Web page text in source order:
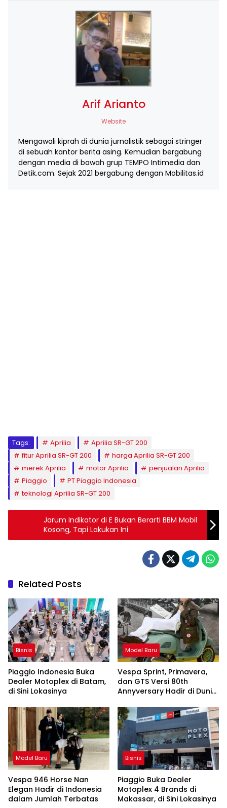
Arif Arianto
Website
Mengawali kiprah di dunia jurnalistik sebagai stringer
di sebuah kantor berita asing. Kemudian bergabung
dengan media di bawah grup TEMPO Intimedia dan
Detik.com. Sejak 2021 bergabung dengan Mobilitas.id
Tags: Aprilia
Aprilia SR-GT 200
fitur Aprilia SR-GT 200
harga Aprilia SR-GT 200
merek Aprilia
motor Aprilia
penjualan Aprilia
Piaggio
PT Piaggio Indonesia
teknologi Aprilia SR-GT 200
Jarum Indikator di E Bukan Berarti BBM Mobil
Kosong, Tapi Lakukan Ini
Related Posts
Bisnis
Piaggio Indonesia Buka
Dealer Motoplex di Batam,
di Sini Lokasinya
Model Baru
Vespa Sprint, Primavera,
dan GTS Versi 80th
Annyversary Hadir di Dunia,
Model Baru
Vespa 946 Horse Nan
Elegan Hadir di Indonesia
dalam Jumlah Terbatas
Bisnis
Piaggio Buka Dealer
Motoplex 4 Brands di
Makassar, di Sini Lokasinya